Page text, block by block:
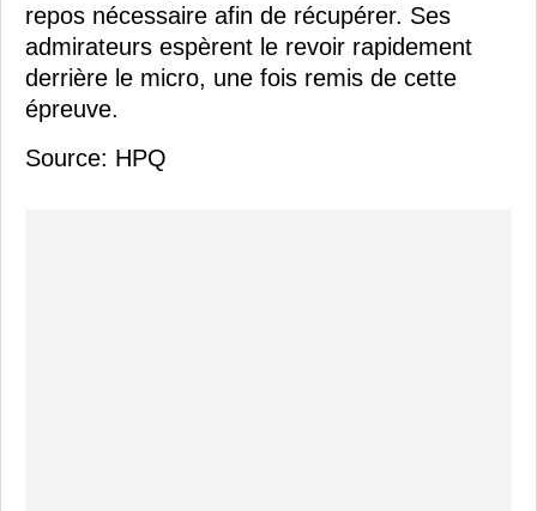
repos nécessaire afin de récupérer. Ses
admirateurs espèrent le revoir rapidement
derrière le micro, une fois remis de cette
épreuve.
Source: HPQ